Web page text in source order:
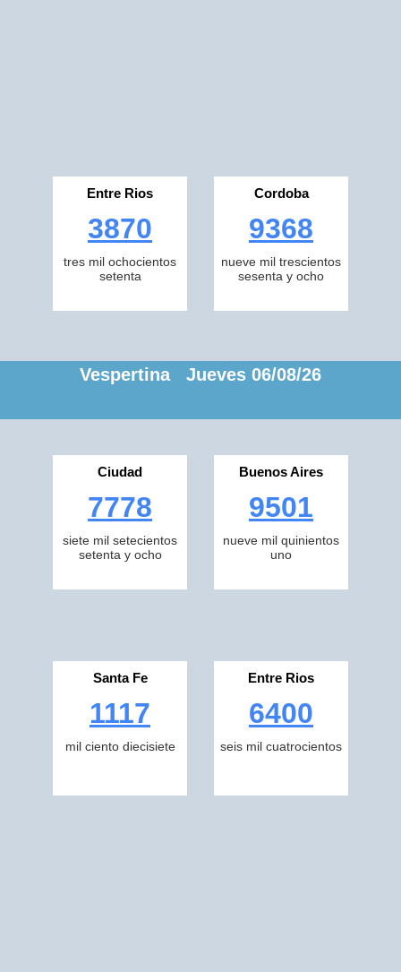
Entre Rios
3870
tres mil ochocientos
setenta
Cordoba
9368
nueve mil trescientos
sesenta y ocho
Vespertina Jueves 06/08/26
Ciudad
7778
siete mil setecientos
setenta y ocho
Buenos Aires
9501
nueve mil quinientos
uno
Santa Fe
1117
mil ciento diecisiete
Entre Rios
6400
seis mil cuatrocientos